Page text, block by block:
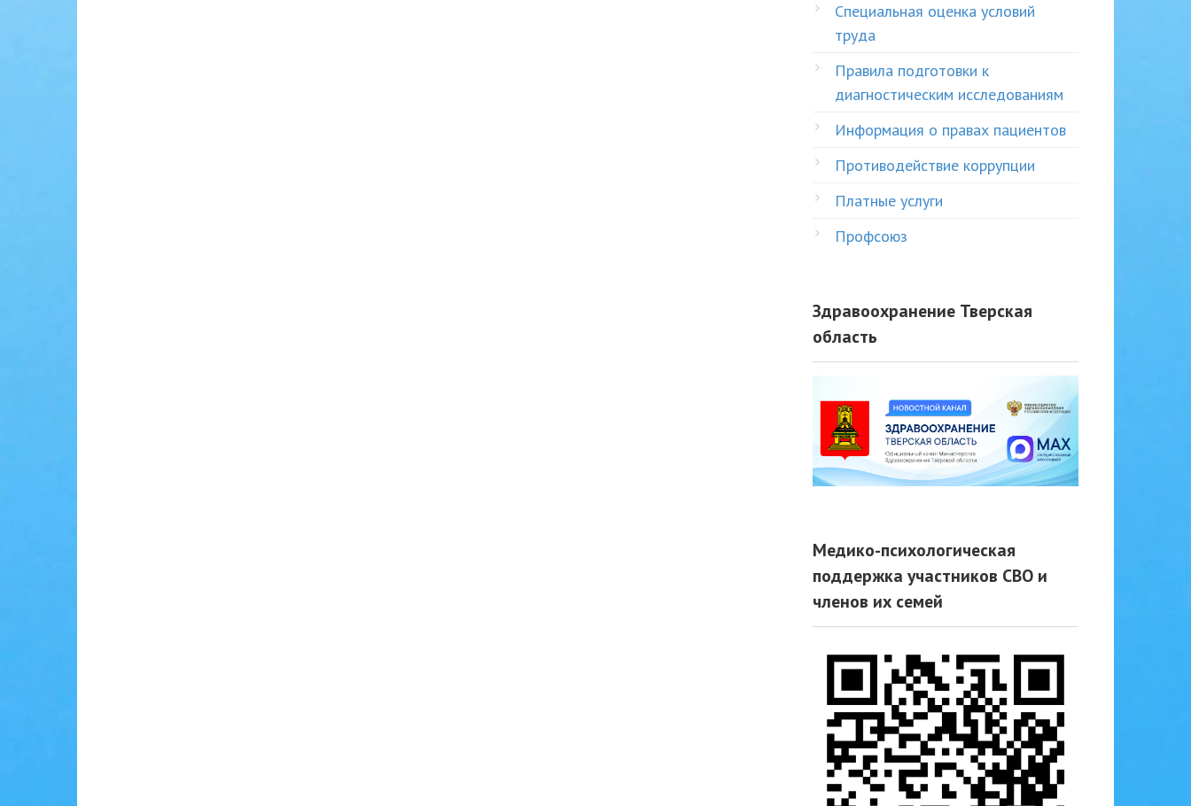
Специальная оценка условий
труда
Правила подготовки к
диагностическим исследованиям
Информация о правах пациентов
Противодействие коррупции
Платные услуги
Профсоюз
Здравоохранение Тверская
область
Медико-психологическая
поддержка участников СВО и
членов их семей